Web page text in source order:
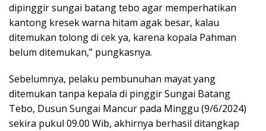
dipinggir sungai batang tebo agar memperhatikan
kantong kresek warna hitam agak besar, kalau
ditemukan tolong di cek ya, karena kopala Pahman
belum ditemukan,” pungkasnya.
Sebelumnya, pelaku pembunuhan mayat yang
ditemukan tanpa kepala di pinggir Sungai Batang
Tebo, Dusun Sungai Mancur pada Minggu (9/6/2024)
sekira pukul 09.00 Wib, akhirnya berhasil ditangkap